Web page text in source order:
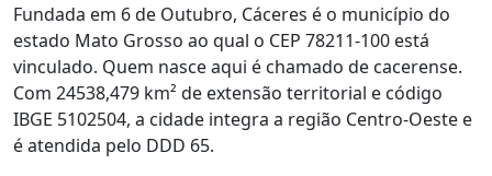
Fundada em 6 de Outubro, Cáceres é o município do
estado Mato Grosso ao qual o CEP 78211-100 está
vinculado. Quem nasce aqui é chamado de cacerense.
Com 24538,479 km² de extensão territorial e código
IBGE 5102504, a cidade integra a região Centro-Oeste e
é atendida pelo DDD 65.